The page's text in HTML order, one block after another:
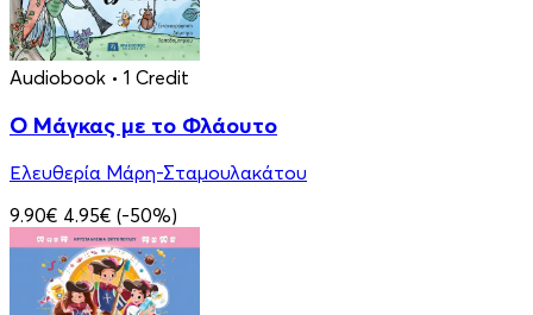
Audiobook • 1 Credit
Ο Μάγκας με το Φλάουτο
Ελευθερία Μάρη-Σταμουλακάτου
9.90€ 4.95€ (-50%)